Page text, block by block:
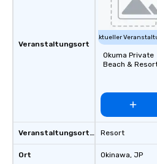
Veranstaltungsort
Veranstaltungsortstyp
Ort
Aktueller
Okuma Private
Beach &
Resort
Okinawa, JP